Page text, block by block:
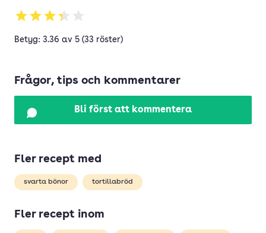
Betyg: 3.36 av 5 (33 röster)
Frågor, tips och kommentarer
Bli först att kommentera
Fler recept med
svarta bönor tortillabröd
Fler recept inom